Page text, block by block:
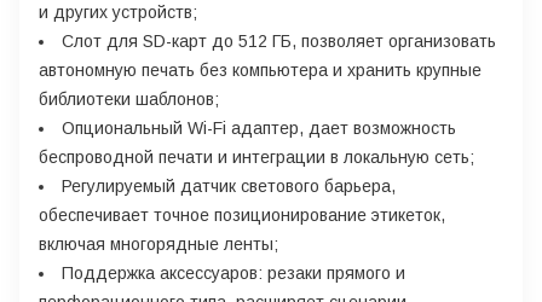
и других устройств;
Слот для SD-карт до 512 ГБ, позволяет организовать
автономную печать без компьютера и хранить крупные
библиотеки шаблонов;
Опциональный Wi-Fi адаптер, дает возможность
беспроводной печати и интеграции в локальную сеть;
Регулируемый датчик светового барьера,
обеспечивает точное позиционирование этикеток,
включая многорядные ленты;
Поддержка аксессуаров: резаки прямого и